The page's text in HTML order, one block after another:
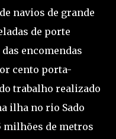
navios de grande
de porte
encomendas
cento porta-
trabalho realizado
ilha no rio Sado
milhões de metros